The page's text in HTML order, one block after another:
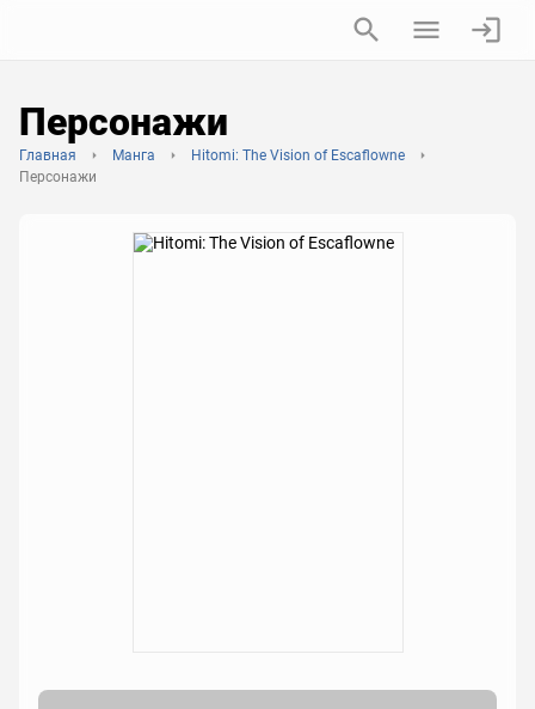
Персонажи
Главная Манга
Hitomi: The Vision of Escaflowne
Персонажи